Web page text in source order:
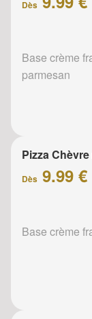
Dès
Base crème
parmesan
Pizza
Dès 9.99 €
Base crème